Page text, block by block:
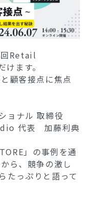
Retail
ます。
顧客接点に焦点
ョナル 取締役
代表 加藤利典
」の事例を通
ら、競争の激し
たっぷりと語って